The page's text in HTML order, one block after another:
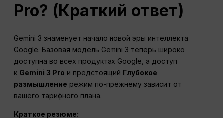
Pro? (Краткий ответ)
Gemini 3 знаменует начало новой эры интеллекта
Google. Базовая модель Gemini 3 теперь широко
доступна во всех продуктах Google, а доступ
к Gemini 3 Pro и предстоящий Глубокое
размышление режим по-прежнему зависит от
вашего тарифного плана.
Краткое резюме: